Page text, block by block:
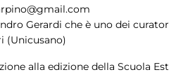
Gerardi che è uno dei
(Unicusano)
alla edizione della Scuola